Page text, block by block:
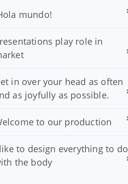
mundo!
play role in
in over your head as often
as joyfully as possible.
to our production
to design everything to do
the body